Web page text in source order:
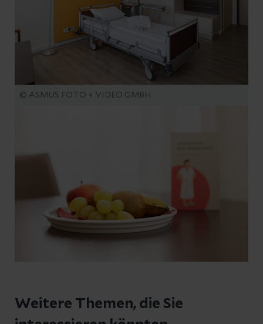
© ASMUS FOTO + VIDEO GMBH
Weitere Themen, die Sie